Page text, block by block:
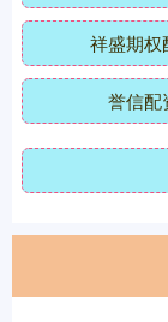
祥盛期权
誉信配